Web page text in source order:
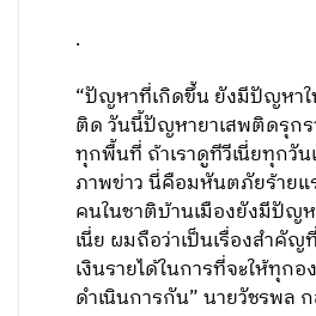
.
“ปัญหาที่เกิดขึ้น ยังมีปัญหาใ
ติด วันนี้ปัญหายาเสพติดรุกร
ทุกพื้นที่ ถ้าเราดูทีวีเนี่ยทุกวัน
ภาพข่าว นี่คือมหันตภัยร้าย
คนในชาติบ้านเมืองยังมีปัญห
เนี่ย ผมถือว่าเป็นเรื่องสำคั
เงินรายได้ในการที่จะให้ทุกอ
ดำเนินการกัน” นายวัชรพล